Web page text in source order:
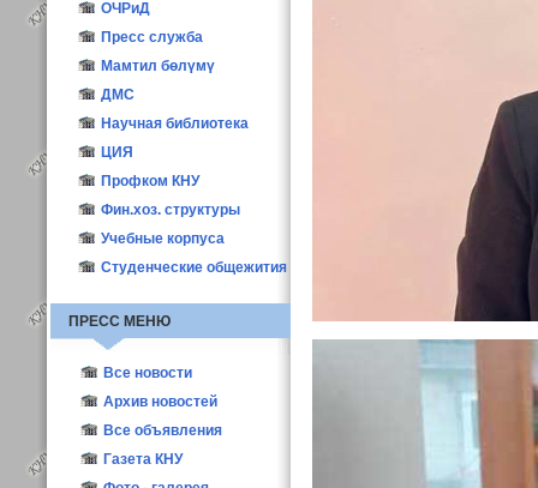
ОЧРиД
Пресс служба
Мамтил бөлүмү
ДМС
Научная библиотека
ЦИЯ
Профком КНУ
Фин.хоз. структуры
Учебные корпуса
Студенческие общежития
ПРЕСС МЕНЮ
Все новости
Новости КНУ
Абитуриент-2021
Новости структур
Архив новостей
Все объявления
Газета КНУ